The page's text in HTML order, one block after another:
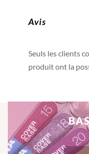
Avis
Seuls les clients
produit ont la